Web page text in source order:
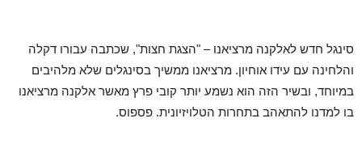
סינגל חדש לאלקנה מרציאנו – "הצגת חצות", שכתבה עבורו דקלה
והלחינה עם עידו אוחיון. מרציאנו ממשיך בסינגלים שלא מלהיבים
במיוחד, ובשיר הזה הוא נשמע יותר קובי פרץ מאשר אלקנה מרציאנו
בו למדנו להתאהב בתחרות הטלויזיונית. פספוס.